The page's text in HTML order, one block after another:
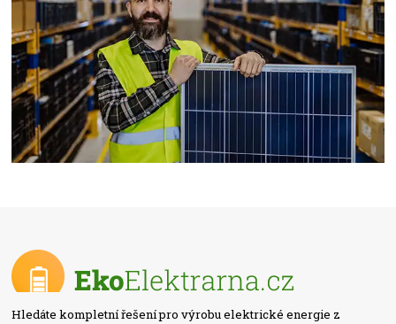
Hledáte kompletní řešení pro výrobu elektrické energie z